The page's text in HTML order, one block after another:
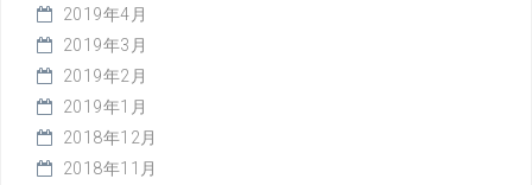
2019年4月
2019年3月
2019年2月
2019年1月
2018年12月
2018年11月